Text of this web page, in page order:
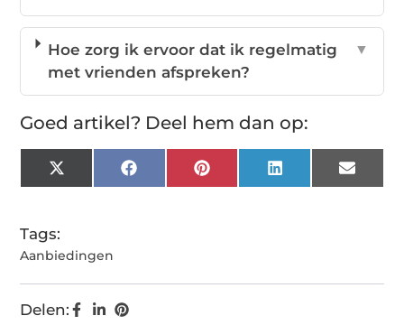
Hoe zorg ik ervoor dat ik regelmatig
met vrienden afspreken?
▼
Goed artikel? Deel hem dan op:
X
(Twitter)
FacebookPinterest LinkedIn Email
Tags:
Aanbiedingen
Delen: